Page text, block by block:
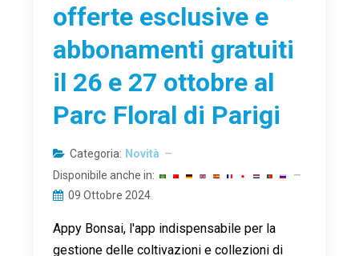
offerte esclusive e
abbonamenti gratuiti
il 26 e 27 ottobre al
Parc Floral di Parigi
Categoria: Novità
Disponibile anche in:
09 Ottobre 2024
Appy Bonsai, l'app indispensabile per la
gestione delle coltivazioni e collezioni di